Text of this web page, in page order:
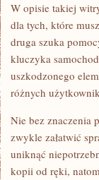
W opisie takiej
dla tych, które
druga szuka
kluczyka
uszkodzonego
różnych
Nie bez znaczenia
zwykle załatwić
uniknąć
kopii od ręki,